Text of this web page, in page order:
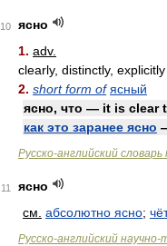
10
ясно
1. adv.
clearly, distinctly, explicitly
2. short form of ясный
ясно, что — it is clear
как это заранее ясно
Русско-английский
11
ясно
см. абсолютно ясно;
Русско-английский научно-